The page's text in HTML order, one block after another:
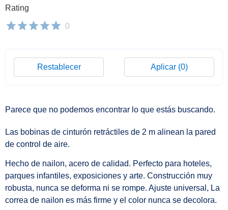
Rating
0
Aplicar (0)
Restablecer
Parece que no podemos encontrar lo que estás buscando.
Las bobinas de cinturón retráctiles de 2 m alinean la pared
de control de aire.
Hecho de nailon, acero de calidad. Perfecto para hoteles,
parques infantiles, exposiciones y arte. Construcción muy
robusta, nunca se deforma ni se rompe. Ajuste universal, La
correa de nailon es más firme y el color nunca se decolora.